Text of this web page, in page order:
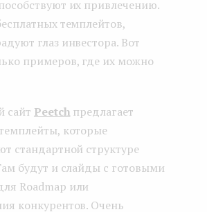
их привлечению.
темплейтов,
глаз инвестора. Вот
примеров, где их можно
сайт Peetch предлагает
которые
стандартной структуре
будут и слайды с готовыми
Roadmap или
конкурентов. Очень